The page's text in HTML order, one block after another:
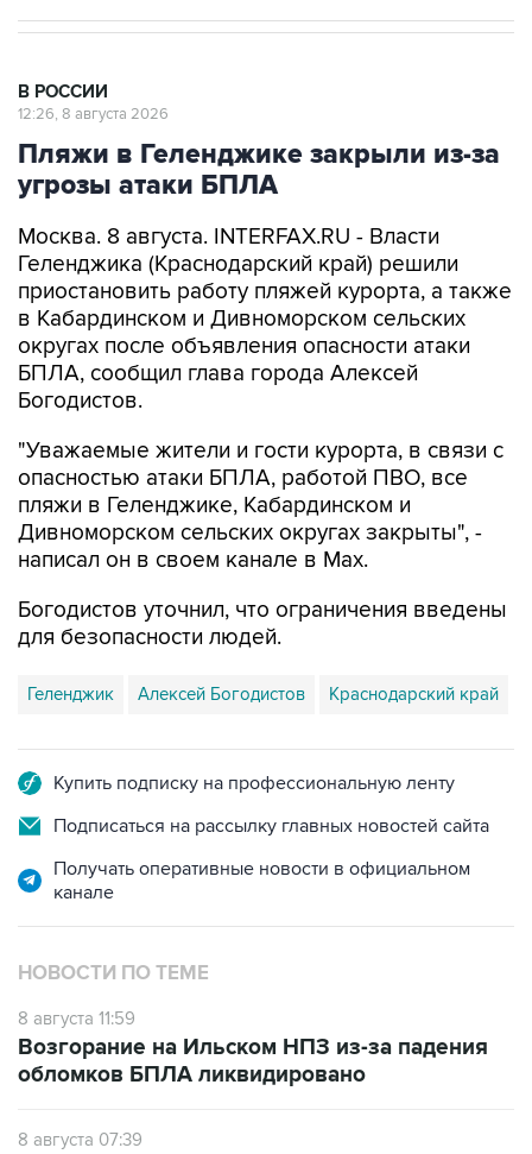
В РОССИИ
12:26, 8 августа 2026
Пляжи в Геленджике закрыли из-за
угрозы атаки БПЛА
Москва. 8 августа. INTERFAX.RU - Власти
Геленджика (Краснодарский край) решили
приостановить работу пляжей курорта, а также
в Кабардинском и Дивноморском сельских
округах после объявления опасности атаки
БПЛА, сообщил глава города Алексей
Богодистов.
"Уважаемые жители и гости курорта, в связи с
опасностью атаки БПЛА, работой ПВО, все
пляжи в Геленджике, Кабардинском и
Дивноморском сельских округах закрыты", -
написал он в своем канале в Max.
Богодистов уточнил, что ограничения введены
для безопасности людей.
Геленджик Алексей Богодистов Краснодарский край
Купить подписку на профессиональную ленту
Подписаться на рассылку главных новостей сайта
Получать оперативные новости в официальном
канале
НОВОСТИ ПО ТЕМЕ
8 августа 11:59
Возгорание на Ильском НПЗ из-за падения
обломков БПЛА ликвидировано
8 августа 07:39